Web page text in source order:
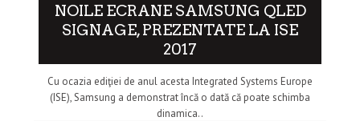
NOILE ECRANE SAMSUNG QLED
SIGNAGE, PREZENTATE LA ISE
2017
Cu ocazia ediţiei de anul acesta Integrated Systems Europe
(ISE), Samsung a demonstrat încă o dată că poate schimba
dinamica..